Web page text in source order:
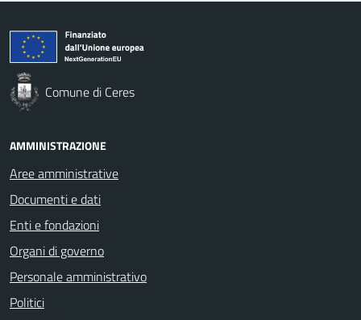
Comune di Ceres
AMMINISTRAZIONE
Aree amministrative
Documenti e dati
Enti e fondazioni
Organi di governo
Personale amministrativo
Politici